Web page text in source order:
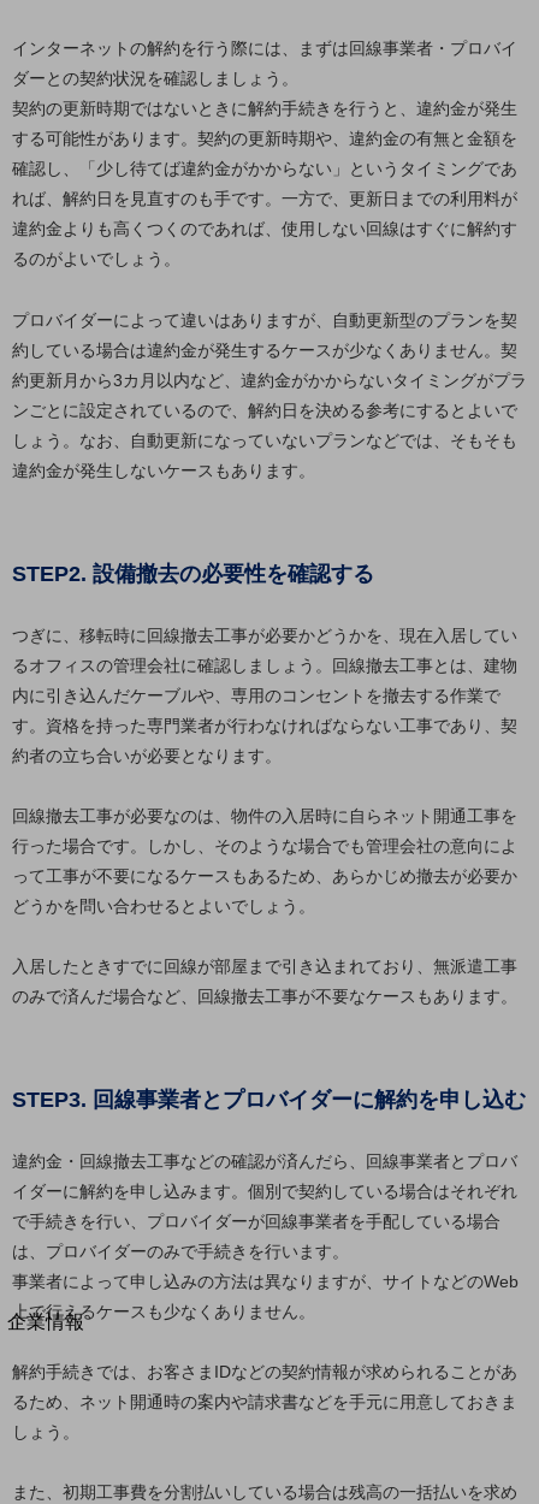
旬な話題やお役立ち資料などDXの課題を
解決するヒントをお届けする記事サイト
お役立ち資料ダウンロード
トレンド記事特集
IT用語集
中堅中小企業向け
サービス・ソリューション
課題やニーズに合ったサービスをご紹介し、
お悩みから見つけるTOP
ネットワーク
モバイル・音声
バックオフィス
業界から見つけるTOP
製造業
小売・卸売業
建設業
地域産業
その他の業界はこちら
ビジネスお悩み診断
NTTドコモビジネス
オンラインショップ
法人向けモバイルトップ
新規会員登録/ログインはこちら
100回線以上のお問い合わせ・お見積りはこちら
別ウィンドウで開きます
企業情報
会社案内
会社案内TOP
組織
沿革
インターネットの解約を行う際には、まずは回線事業者・プロバイ
ダーとの契約状況を確認しましょう。
契約の更新時期ではないときに解約手続きを行うと、違約金が発生
する可能性があります。契約の更新時期や、違約金の有無と金額を
確認し、「少し待てば違約金がかからない」というタイミングであ
れば、解約日を見直すのも手です。一方で、更新日までの利用料が
違約金よりも高くつくのであれば、使用しない回線はすぐに解約す
るのがよいでしょう。
プロバイダーによって違いはありますが、自動更新型のプランを契
約している場合は違約金が発生するケースが少なくありません。契
約更新月から3カ月以内など、違約金がかからないタイミングがプラ
ンごとに設定されているので、解約日を決める参考にするとよいで
しょう。なお、自動更新になっていないプランなどでは、そもそも
違約金が発生しないケースもあります。
STEP2. 設備撤去の必要性を確認する
つぎに、移転時に回線撤去工事が必要かどうかを、現在入居してい
るオフィスの管理会社に確認しましょう。回線撤去工事とは、建物
内に引き込んだケーブルや、専用のコンセントを撤去する作業で
す。資格を持った専門業者が行わなければならない工事であり、契
約者の立ち合いが必要となります。
回線撤去工事が必要なのは、物件の入居時に自らネット開通工事を
行った場合です。しかし、そのような場合でも管理会社の意向によ
って工事が不要になるケースもあるため、あらかじめ撤去が必要か
どうかを問い合わせるとよいでしょう。
入居したときすでに回線が部屋まで引き込まれており、無派遣工事
のみで済んだ場合など、回線撤去工事が不要なケースもあります。
STEP3. 回線事業者とプロバイダーに解約を申し込む
違約金・回線撤去工事などの確認が済んだら、回線事業者とプロバ
イダーに解約を申し込みます。個別で契約している場合はそれぞれ
で手続きを行い、プロバイダーが回線事業者を手配している場合
は、プロバイダーのみで手続きを行います。
事業者によって申し込みの方法は異なりますが、サイトなどのWeb
上で行えるケースも少なくありません。
解約手続きでは、お客さまIDなどの契約情報が求められることがあ
るため、ネット開通時の案内や請求書などを手元に用意しておきま
しょう。
また、初期工事費を分割払いしている場合は残高の一括払いを求め